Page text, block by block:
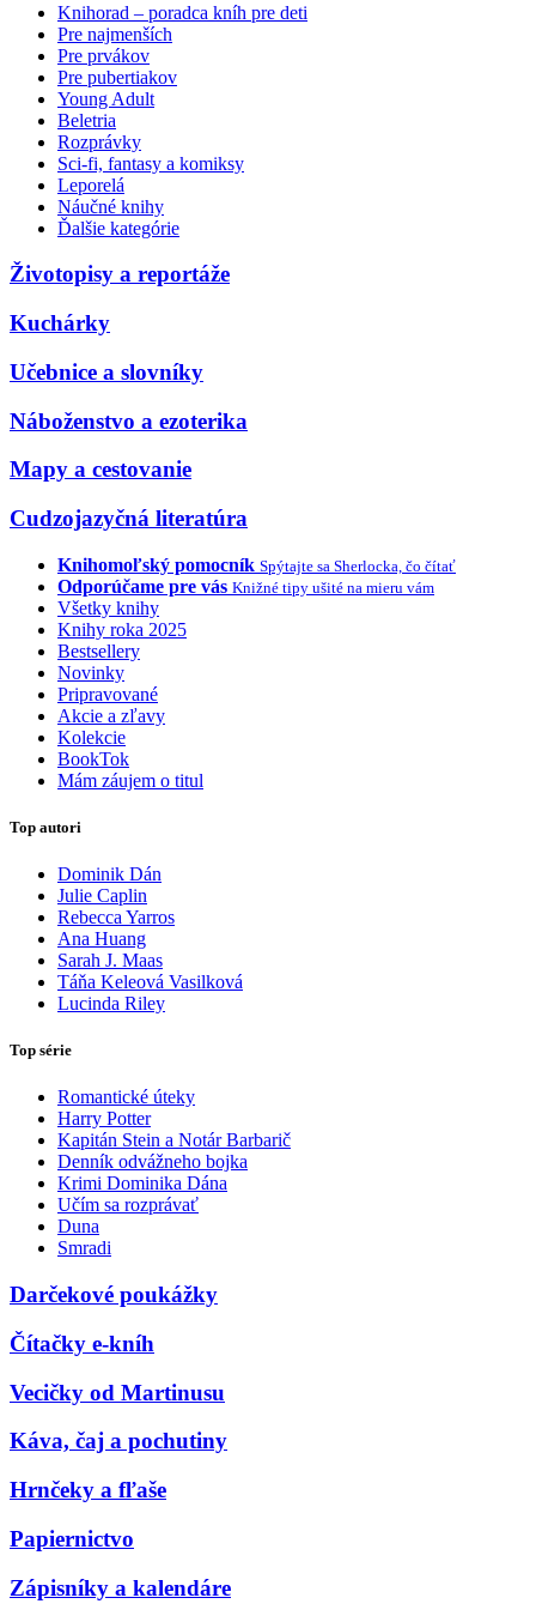
Knihorad – poradca kníh pre deti
Pre najmenších
Pre prvákov
Pre pubertiakov
Young Adult
Beletria
Rozprávky
Sci-fi, fantasy a komiksy
Leporelá
Náučné knihy
Ďalšie kategórie
Životopisy a reportáže
Kuchárky
Učebnice a slovníky
Náboženstvo a ezoterika
Mapy a cestovanie
Cudzojazyčná literatúra
Knihomoľský pomocník Spýtajte sa Sherlocka, čo čítať
Odporúčame pre vás Knižné tipy ušité na mieru vám
Všetky knihy
Knihy roka 2025
Bestsellery
Novinky
Pripravované
Akcie a zľavy
Kolekcie
BookTok
Mám záujem o titul
Top autori
Dominik Dán
Julie Caplin
Rebecca Yarros
Ana Huang
Sarah J. Maas
Táňa Keleová Vasilková
Lucinda Riley
Top série
Romantické úteky
Harry Potter
Kapitán Stein a Notár Barbarič
Denník odvážneho bojka
Krimi Dominika Dána
Učím sa rozprávať
Duna
Smradi
Darčekové poukážky
Čítačky e-kníh
Vecičky od Martinusu
Káva, čaj a pochutiny
Hrnčeky a fľaše
Papiernictvo
Zápisníky a kalendáre